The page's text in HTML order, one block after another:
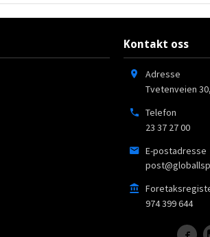
Kontakt oss
Adresse
Tvetenveien 30,
Telefon
23 37 27 00
E-postadresse
974 399 644